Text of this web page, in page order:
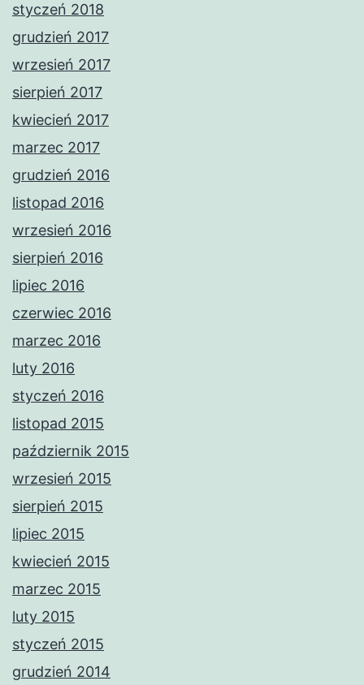
styczeń 2018
grudzień 2017
wrzesień 2017
sierpień 2017
kwiecień 2017
marzec 2017
grudzień 2016
listopad 2016
wrzesień 2016
sierpień 2016
lipiec 2016
czerwiec 2016
marzec 2016
luty 2016
styczeń 2016
listopad 2015
październik 2015
wrzesień 2015
sierpień 2015
lipiec 2015
kwiecień 2015
marzec 2015
luty 2015
styczeń 2015
grudzień 2014